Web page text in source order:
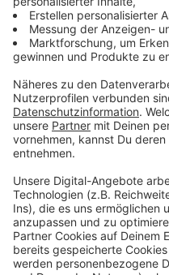
Die beste Morgenshow
Ihr hört die neusten
und aus aller Welt, den
Verkehrsservice und den
Hits der 80er, der 90er und
Wach- und Munterwerden.
So erreicht ihr das
Studio-Hotline: 02594 / 78
Zentrale/Empfang: 02594
Stau- & Blitzer-Hotline:
E-Mail:
WhatsApp (Sprach-)